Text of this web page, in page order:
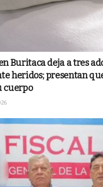
Buritaca deja a tres
heridos; presentan
cuerpo